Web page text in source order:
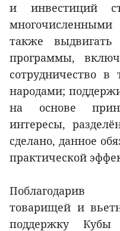
и инвестиций
также
программы,
сотрудничество
народами;
на основе
интересы,
сделано, данное
практической
Поблагодарив
товарищей и
поддержку